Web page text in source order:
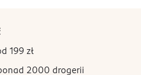
199 zł
2000 drogerii